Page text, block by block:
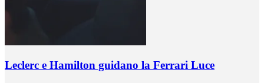
Leclerc e Hamilton guidano la Ferrari Luce